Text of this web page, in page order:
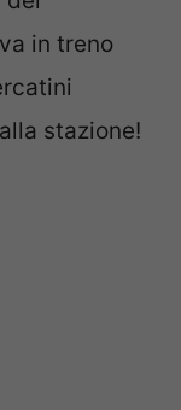
in treno
stazione!